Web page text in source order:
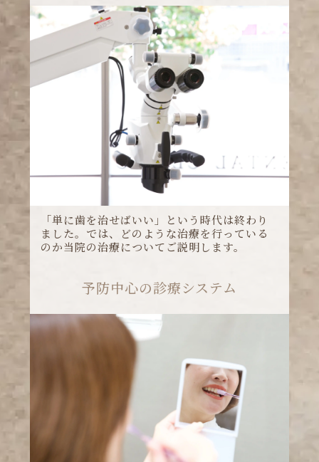
「単に歯を治せばいい」という時代は終わり
ました。では、どのような治療を行っている
のか当院の治療についてご説明します。
予防中心の診療システム